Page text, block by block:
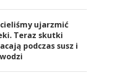
ujarzmić
Teraz skutki
podczas susz i